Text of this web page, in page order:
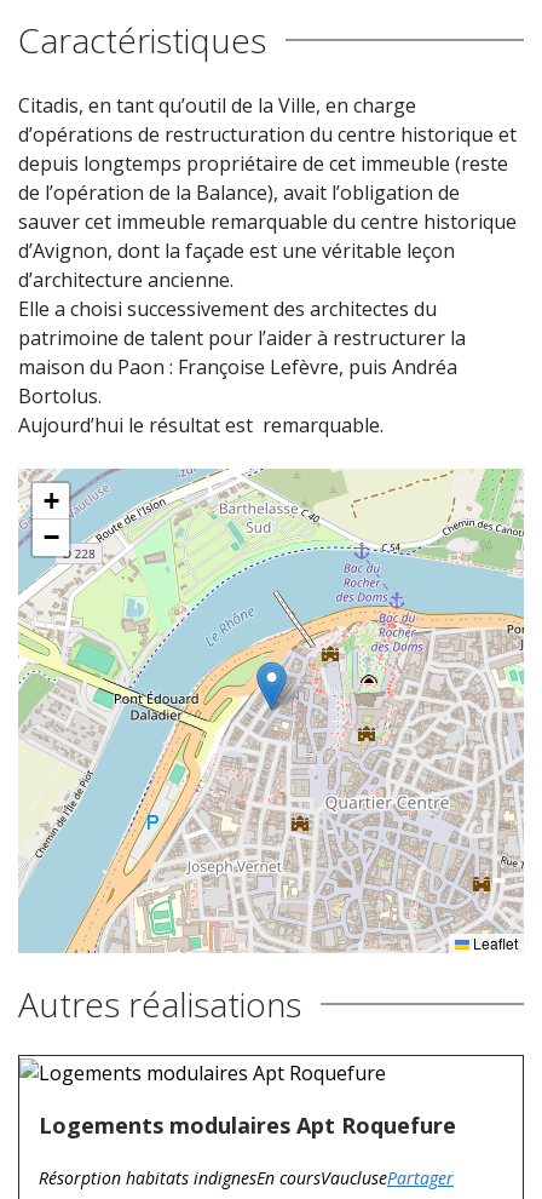
Caractéristiques
Citadis, en tant qu’outil de la Ville, en charge
d’opérations de restructuration du centre historique et
depuis longtemps propriétaire de cet immeuble (reste
de l’opération de la Balance), avait l’obligation de
sauver cet immeuble remarquable du centre historique
d’Avignon, dont la façade est une véritable leçon
d’architecture ancienne.
Elle a choisi successivement des architectes du
patrimoine de talent pour l’aider à restructurer la
maison du Paon : Françoise Lefèvre, puis Andréa
Bortolus.
Aujourd’hui le résultat est remarquable.
+
−
Leaflet
Autres réalisations
Logements modulaires Apt Roquefure
Résorption habitats indignesEn coursVauclusePartager